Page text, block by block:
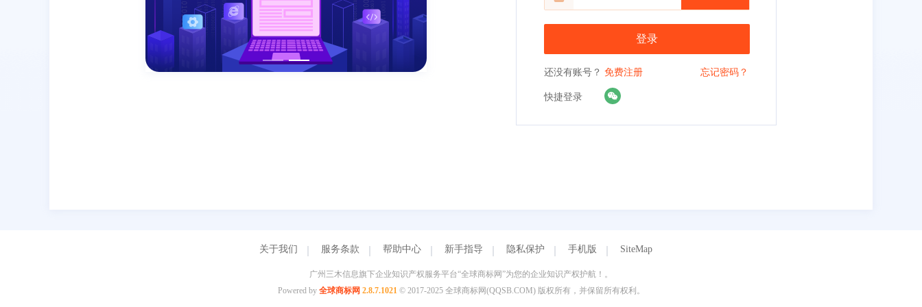
登录
还没有账号？ 免费注册 忘记密码？
快捷登录
关于我们 服务条款 帮助中心 新手指导 隐私保护 手机版 SiteMap
广州三木信息旗下企业知识产权服务平台“全球商标网”为您的企业知识产权护航！。
Powered by 全球商标网 2.8.7.1021© 2017-2025 全球商标网(QQSB.COM) 版权所有，并保留所有权利。